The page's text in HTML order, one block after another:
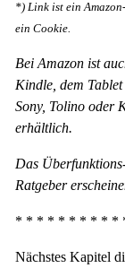
*) Link ist ein
ein Cookie.
Bei Amazon ist
Kindle, dem
Sony, Tolino oder
erhältlich.
Das
Ratgeber
* * * * * * * * * *
Nächstes Kapitel